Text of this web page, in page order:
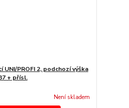
PROFI 2, podchozí výška
+ přísl.
Není skladem